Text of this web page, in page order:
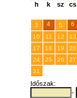
h k sz cs
3
4 5 6
10
11 12 13
17
18 19 20
24
25 26 27
31
Időszak:
-